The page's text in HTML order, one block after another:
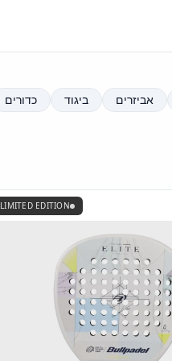
אביזרים ביגוד כדורים
LIMITED EDITION